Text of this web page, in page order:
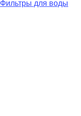
Фильтры для воды